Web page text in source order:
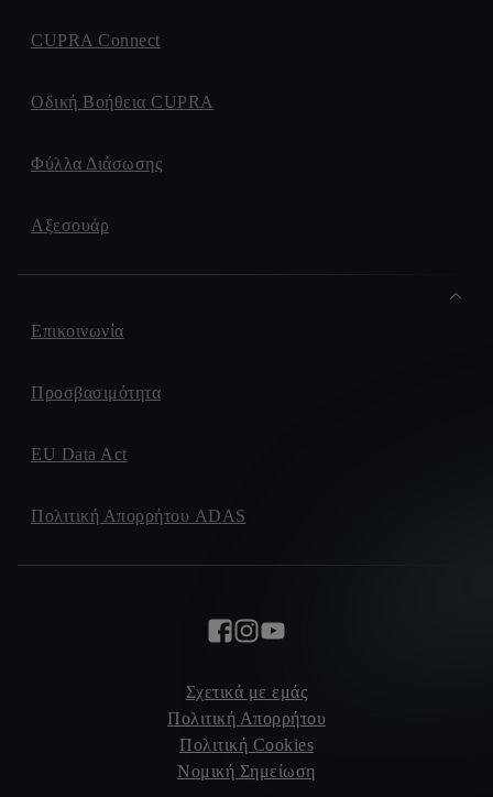
CUPRA Connect
Οδική Βοήθεια CUPRA
Φύλλα Διάσωσης
Αξεσουάρ
Επικοινωνία
Προσβασιμότητα
EU Data Act
Πολιτική Απορρήτου ADAS
Σχετικά με εμάς
Πολιτική Απορρήτου
Πολιτική Cookies
Νομική Σημείωση